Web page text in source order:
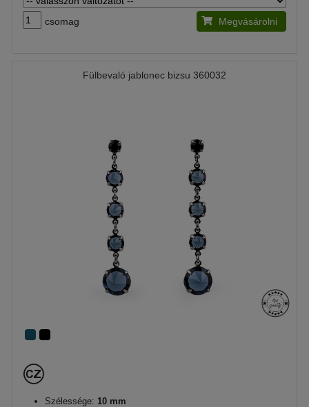
csomag Megvásárolni
Fülbevaló jablonec bizsu 360032
Szélessége: 10 mm